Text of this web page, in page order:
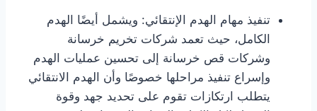
تنفيذ مهام الهدم الإنتقائي: ويشمل أيضًا الهدم
الكامل، حيث تعمد شركات تخريم خرسانة
وشركات قص خرسانة إلى تحسين عمليات الهدم
وإسراع تنفيذ مراحلها خصوصًا وأن الهدم الانتقائي
يتطلب ارتكازات تقوم على تحديد جهد وقوة